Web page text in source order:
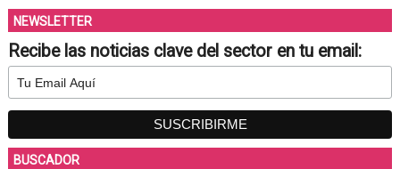
NEWSLETTER
Recibe las noticias clave del sector en tu email:
BUSCADOR